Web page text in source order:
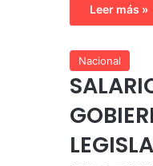
Leer más »
Nacional